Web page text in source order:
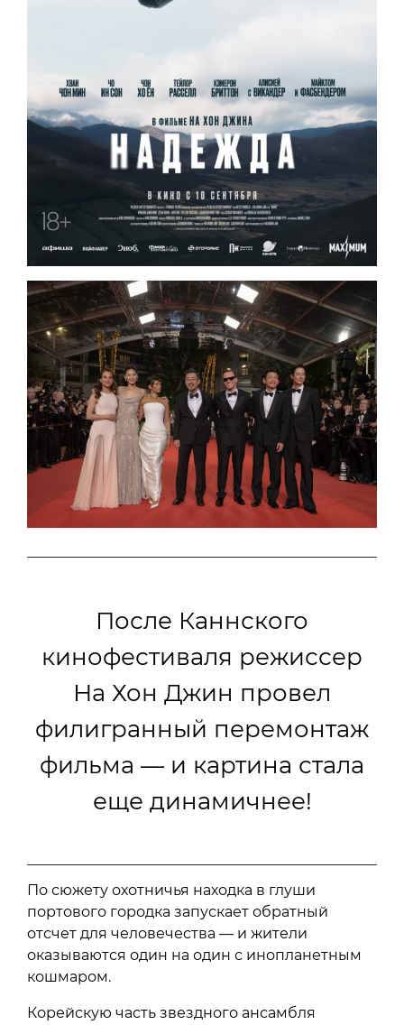
После Каннского
кинофестиваля режиссер
На Хон Джин провел
филигранный перемонтаж
фильма — и картина стала
еще динамичнее!
По сюжету охотничья находка в глуши
портового городка запускает обратный
отсчет для человечества — и жители
оказываются один на один с инопланетным
кошмаром.
Корейскую часть звездного ансамбля